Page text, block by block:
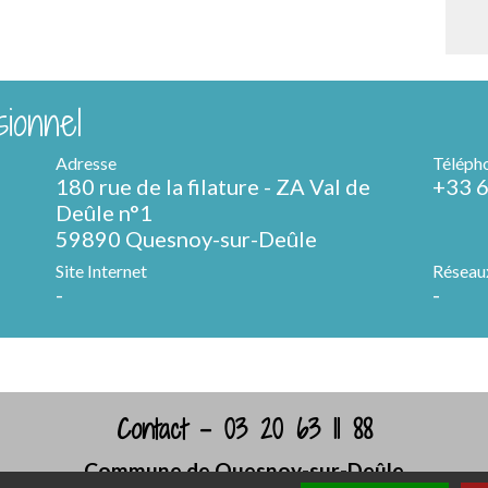
Adresse
180 rue de la filature - ZA Val de
Deûle n°1
59890 Quesnoy-sur-Deûle
+33
Site Internet
- -
Contact - 03 20 63 11 88
Commune de Quesnoy-sur-Deûle